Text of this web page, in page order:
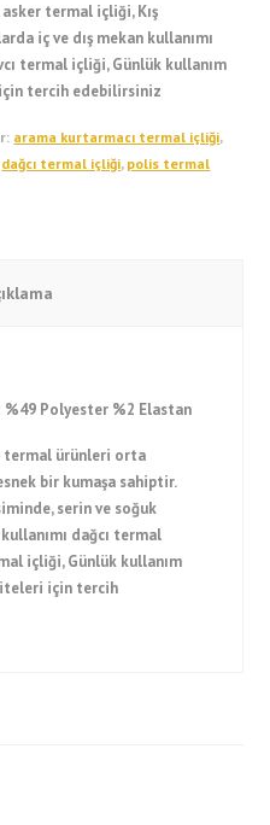
termal içliği, Kış
iç ve dış mekan kullanımı
termal içliği, Günlük kullanım
tercih edebilirsiniz
arama kurtarmacı termal içliği,
dağcı termal içliği, polis termal
Polyester %2 Elastan
termal ürünleri orta
bir kumaşa sahiptir.
serin ve soğuk
dağcı termal
içliği, Günlük kullanım
için tercih